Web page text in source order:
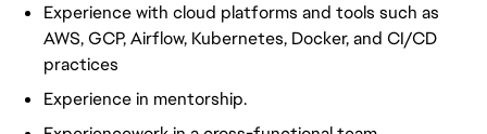
Experience with cloud platforms and tools such as
AWS, GCP, Airflow, Kubernetes, Docker, and CI/CD
practices
Experience in mentorship.